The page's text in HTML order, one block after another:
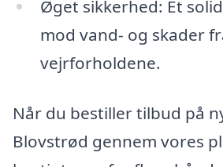
Øget sikkerhed: Et
mod vand- og skader
vejrforholdene.
Når du bestiller tilbud på
Blovstrød gennem vores